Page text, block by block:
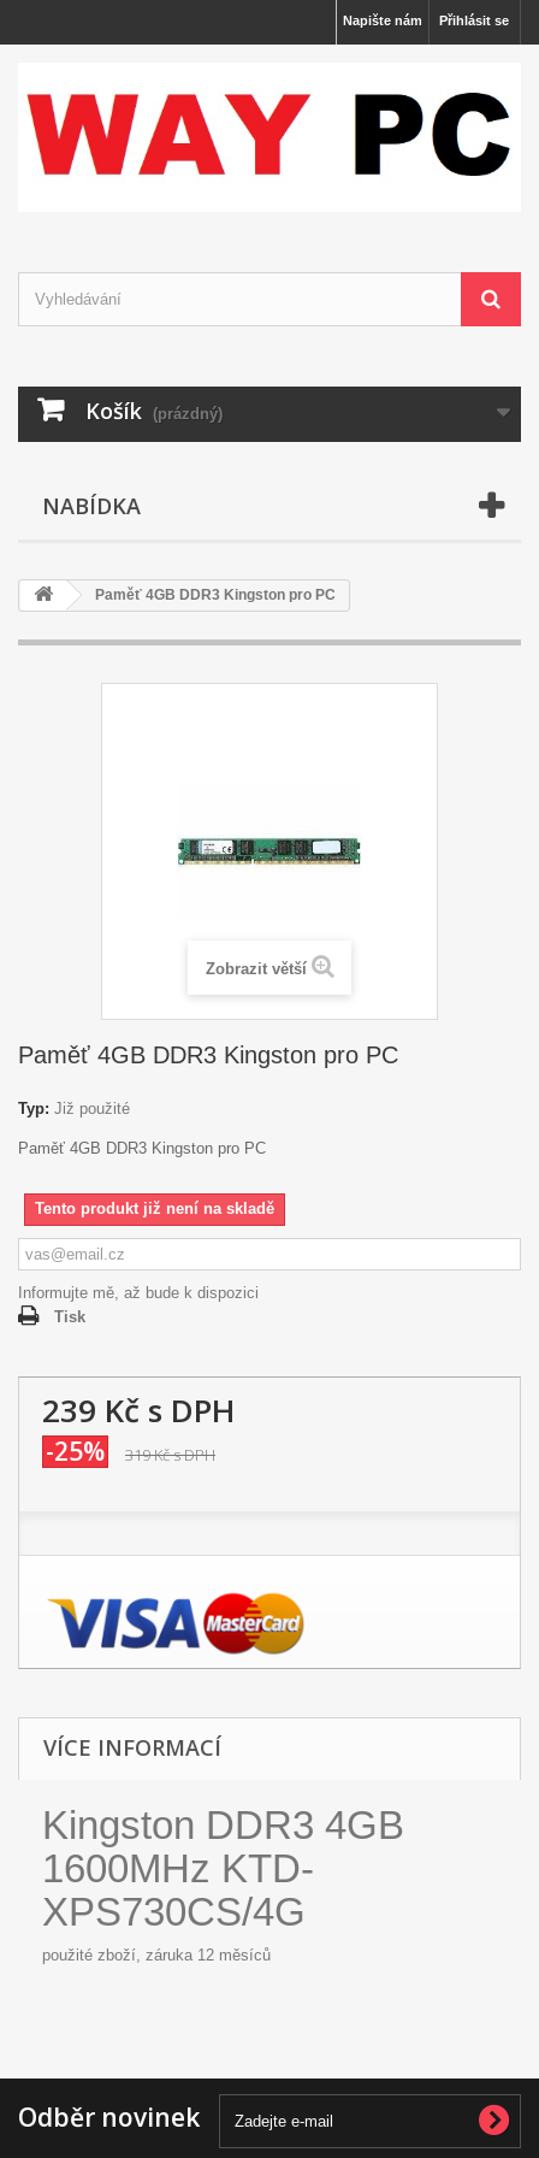
Přihlásit se
Napište nám
Košík (prázdný)
NABÍDKA
Paměť 4GB DDR3 Kingston pro PC
Zobrazit větší
Paměť 4GB DDR3 Kingston pro PC
Typ: Již použité
Paměť 4GB DDR3 Kingston pro PC
Tento produkt již není na skladě
Informujte mě, až bude k dispozici
Tisk
239 Kč s DPH
-25% 319 Kčs DPH
VÍCE INFORMACÍ
Kingston DDR3 4GB
1600MHz KTD-
XPS730CS/4G
použité zboží, záruka 12 měsíců
Odběr novinek